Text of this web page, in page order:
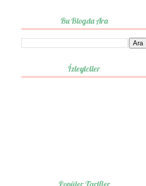
Bu Blogda Ara
İzleyiciler
Popüler Tarifler